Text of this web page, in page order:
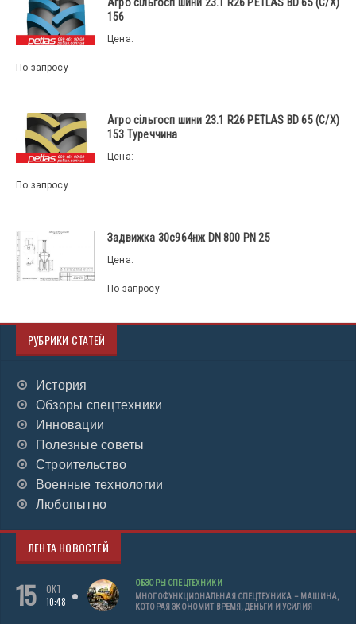
Агро сільгосп шини 23.1 R26 PETLAS BD 65 (С/Х)
156
Цена:
По запросу
Агро сільгосп шини 23.1 R26 PETLAS BD 65 (С/Х)
153 Туреччина
Цена:
По запросу
Задвижка 30с964нж DN 800 PN 25
Цена:
По запросу
РУБРИКИ СТАТЕЙ
История
Обзоры спецтехники
Инновации
Полезные советы
Строительство
Военные технологии
Любопытно
ЛЕНТА НОВОСТЕЙ
15
ОКТ
10:48
ОБЗОРЫ СПЕЦТЕХНИКИ
МНОГОФУНКЦИОНАЛЬНАЯ СПЕЦТЕХНИКА – МАШИНА,
КОТОРАЯ ЭКОНОМИТ ВРЕМЯ, ДЕНЬГИ И УСИЛИЯ